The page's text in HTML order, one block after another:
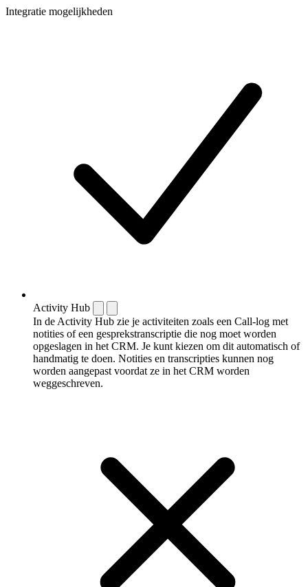
Integratie mogelijkheden
Activity Hub
In de Activity Hub zie je activiteiten zoals een Call-log met
notities of een gespreks­transcriptie die nog moet worden
opgeslagen in het CRM. Je kunt kiezen om dit automatisch of
handmatig te doen. Notities en transcripties kunnen nog
worden aangepast voordat ze in het CRM worden
weggeschreven.